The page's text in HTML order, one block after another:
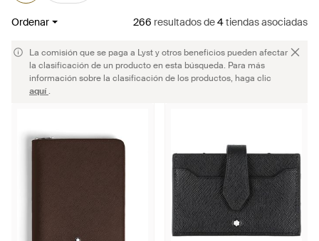
Ordenar 266 resultadosde4tiendas asociadas
La comisión que se paga a Lyst y otros beneficios pueden afectar
la clasificación de un producto en esta búsqueda. Para más
información sobre la clasificación de los productos, haga clic
aquí.